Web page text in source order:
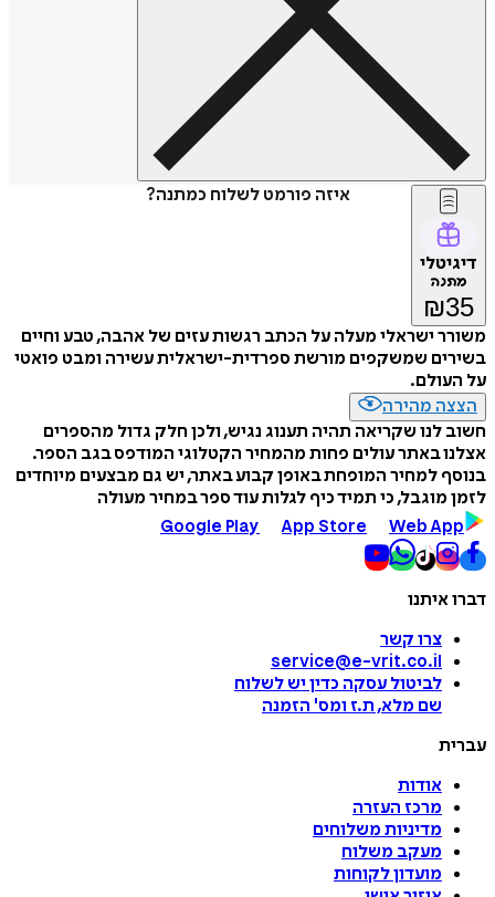
איזה פורמט לשלוח כמתנה?
דיגיטלי
מתנה
₪35
משורר ישראלי מעלה על הכתב רגשות עזים של אהבה, טבע וחיים
בשירים שמשקפים מורשת ספרדית-ישראלית עשירה ומבט פואטי
על העולם.
הצצה מהירה
חשוב לנו שקריאה תהיה תענוג נגיש, ולכן חלק גדול מהספרים
אצלנו באתר עולים פחות מהמחיר הקטלוגי המודפס בגב הספר.
בנוסף למחיר המופחת באופן קבוע באתר, יש גם מבצעים מיוחדים
לזמן מוגבל, כי תמיד כיף לגלות עוד ספר במחיר מעולה
Google Play
App Store Web App
דברו איתנו
צרו קשר
service@e-vrit.co.il
לביטול עסקה כדין יש לשלוח
שם מלא, ת.ז ומס' הזמנה
עברית
אודות
מרכז העזרה
מדיניות משלוחים
מעקב משלוח
מועדון לקוחות